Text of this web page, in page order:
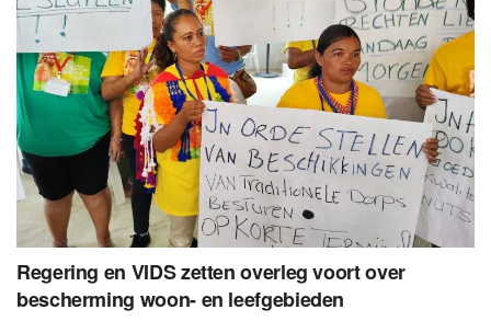
Regering en VIDS zetten overleg voort over
bescherming woon- en leefgebieden